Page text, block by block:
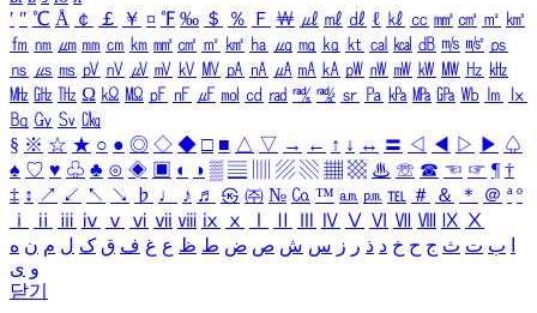
′ ″ ℃ Å ￠ ￡ ￥ ¤ ℉ ‰ ＄ ％ Ｆ ￦ ㎕ ㎖ ㎗ ℓ ㎘ ㏄ ㎣ ㎤ ㎥ ㎦
㎙ ㎚ ㎛ ㎜ ㎝ ㎞ ㎟ ㎠ ㎡ ㎢ ㏊ ㎍ ㎎ ㎏ ㏏ ㎈ ㎉ ㏈ ㎧ ㎨ ㎰
㎱ ㎲ ㎳ ㎴ ㎵ ㎶ ㎷ ㎸ ㎹ ㎀ ㎁ ㎂ ㎃ ㎄ ㎺ ㎻ ㎽ ㎾ ㎿ ㎐ ㎑
㎒ ㎓ ㎔ Ω ㏀ ㏁ ㎊ ㎋ ㎌ ㏖ ㏅ ㎭ ㎮ ㎯ ㏛ ㎩ ㎪ ㎫ ㎬ ㏝ ㏐
㏓
㏃ ㏉ ㏜ ㏆
§ ※ ☆ ★ ○ ● ◎ ◇ ◆ □ ■ △ ▽ → ← ↑ ↓ ↔ 〓 ◁ ◀ ▷ ▶ ♤
♠ ♡ ♥ ♧ ♣ ⊙ ◈ ▣ ◐ ◑ ▒ ▤ ▨ ▧ ▦ ▩ ♨ ☏ ☎ ☜ ☞ ¶ †
‡ ↕ ↗ ↙ ↖ ↘ ♭ ♩ ♪ ♬ ㉿ ㈜ № ㏇ ™ ㏂ ㏘ ℡ ＃ ＆ ＊ ＠ ª º
ⅰ
ⅱ ⅲ ⅳ ⅴ ⅵ ⅶ ⅷ ⅸ ⅹ Ⅳ Ⅴ Ⅵ Ⅶ Ⅷ Ⅸ Ⅹ
ب ت ث ج ح خ د ذ ر ز س ش ص ض ط ظ ع غ ف ق ک ل م ن ه
و ی
닫기